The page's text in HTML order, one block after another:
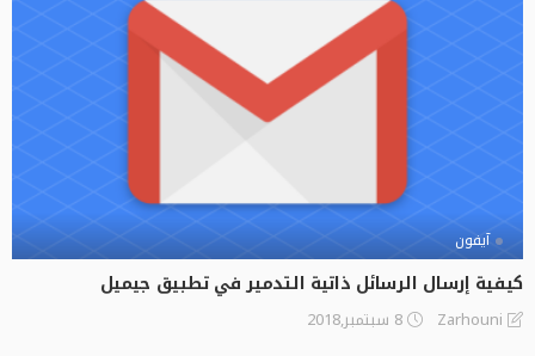
آيفون
كيفية إرسال الرسائل ذاتية التدمير في تطبيق جيميل
Zarhouni 8 سبتمبر,2018